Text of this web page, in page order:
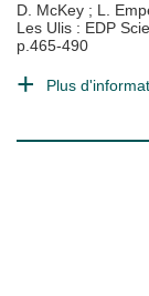
D. McKey ; L.
Les Ulis : EDP
p.465-490
Plus